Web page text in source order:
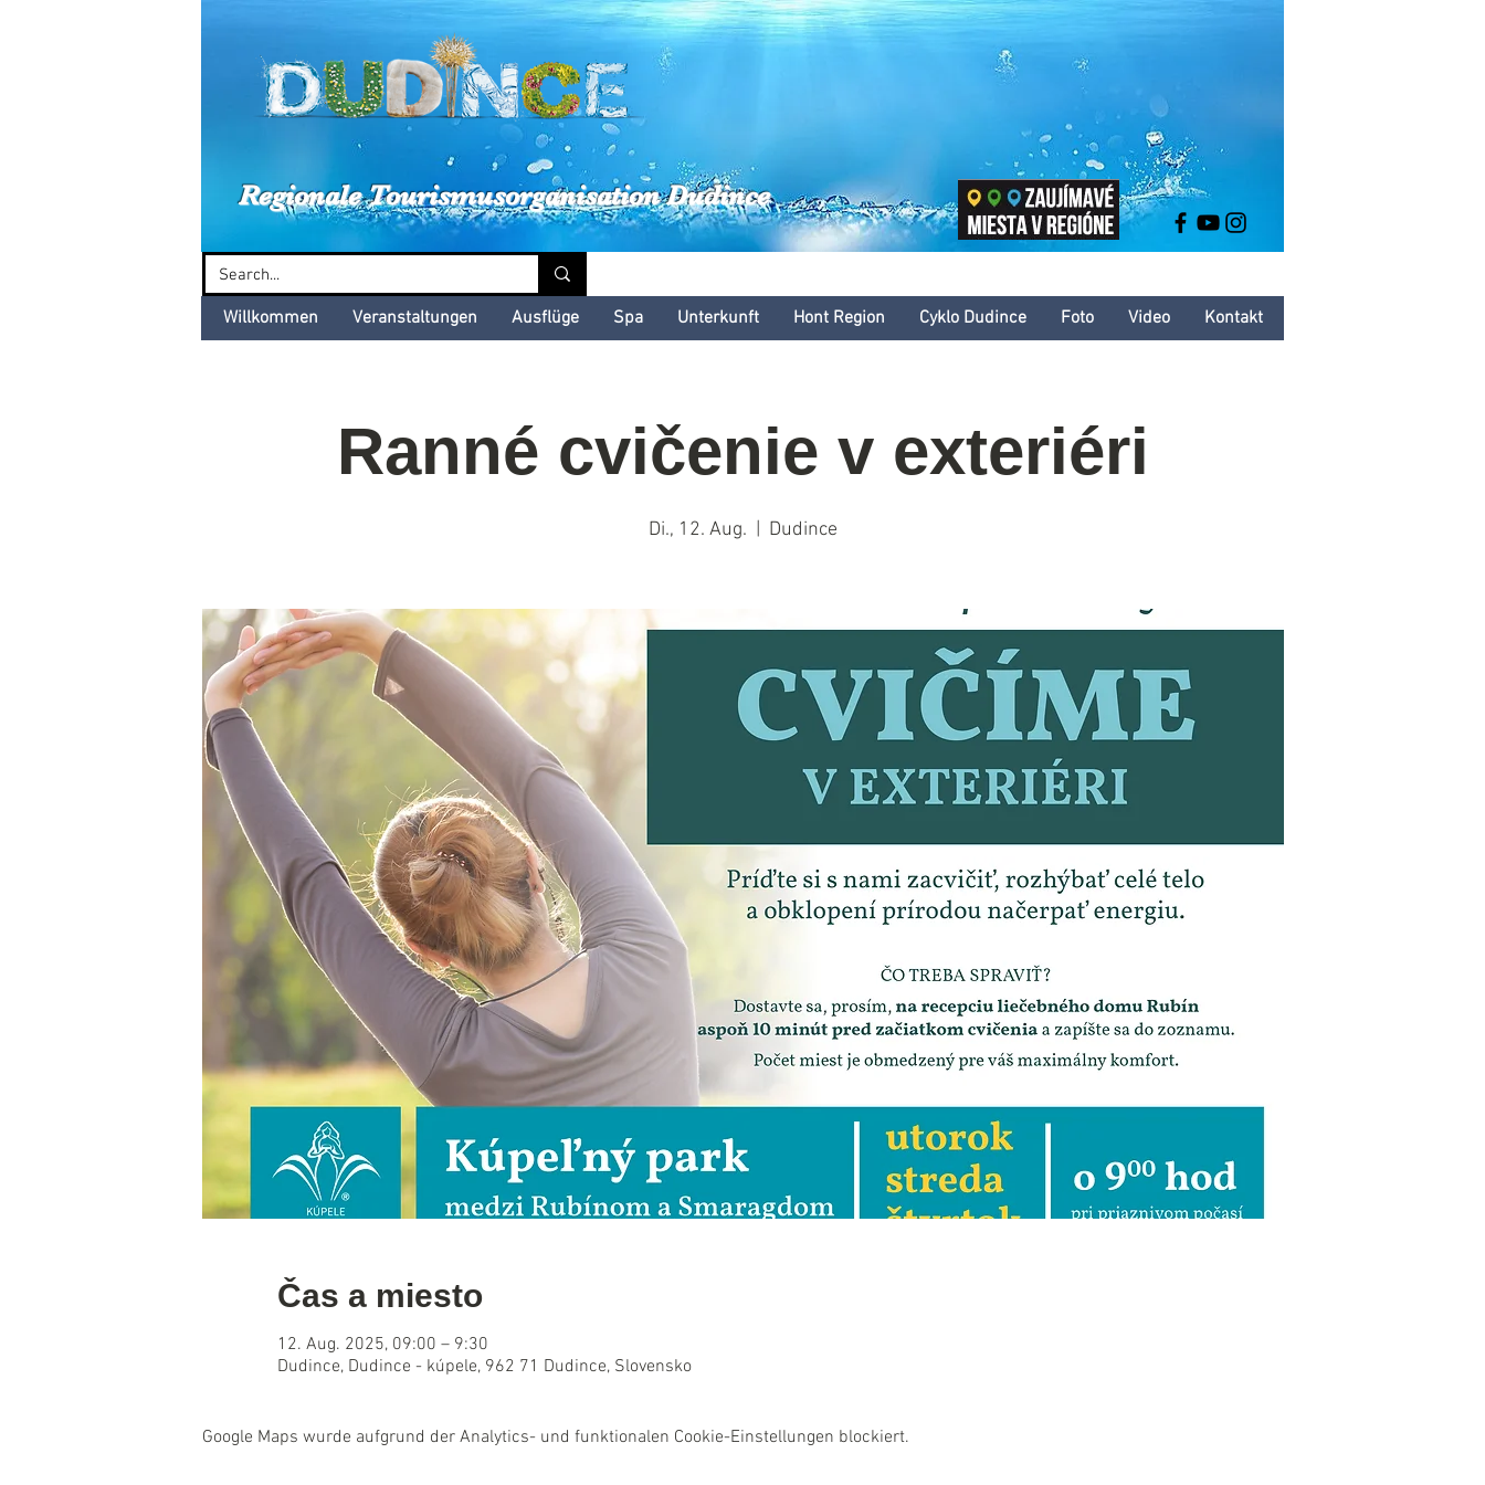
Dudinské kultúrne leto
Regionale Tourismusorganisation Dudince
Willkommen Veranstaltungen Ausflüge Spa Unterkunft Hont Region Cyklo Dudince Foto Video Kontakt
Ranné cvičenie v exteriéri
Di., 12. Aug. Dudince
Čas a miesto
12. Aug. 2025, 09:00 – 9:30
Dudince, Dudince - kúpele, 962 71 Dudince, Slovensko
Google Maps wurde aufgrund der Analytics- und funktionalen Cookie-Einstellungen blockiert.